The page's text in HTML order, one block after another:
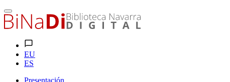
EU
ES
Presentación